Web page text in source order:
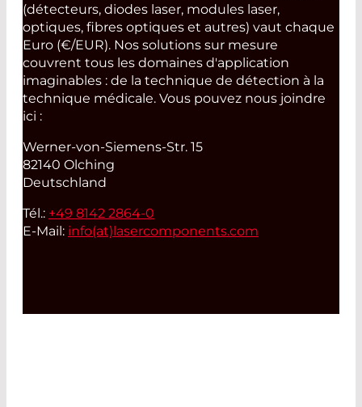
(détecteurs, diodes laser, modules laser,
optiques, fibres optiques et autres) vaut chaque
Euro (€/EUR). Nos solutions sur mesure
couvrent tous les domaines d'application
imaginables : de la technique de détection à la
technique médicale. Vous pouvez nous joindre
ici :
Werner-von-Siemens-Str. 15
82140 Olching
Deutschland
Tél.: +49 8142 2864-0
E-Mail: info(at)lasercomponents.com